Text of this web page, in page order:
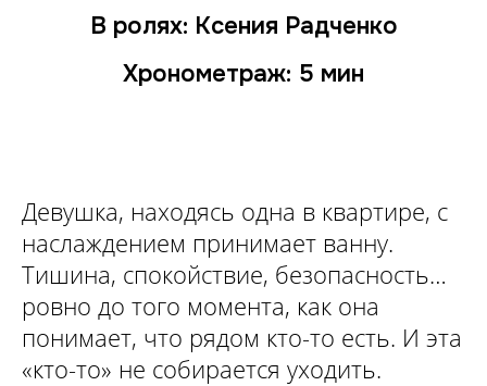
В ролях: Ксения Радченко
Хронометраж: 5 мин
Девушка, находясь одна в квартире, с
наслаждением принимает ванну.
Тишина, спокойствие, безопасность…
ровно до того момента, как она
понимает, что рядом кто-то есть. И эта
«кто-то» не собирается уходить.